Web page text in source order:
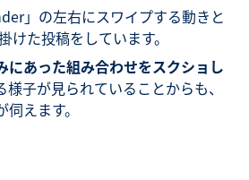
」の左右にスワイプする動きと
けた投稿をしています。
にあった組み合わせをスクショし
様子が見られていることからも、
えます。